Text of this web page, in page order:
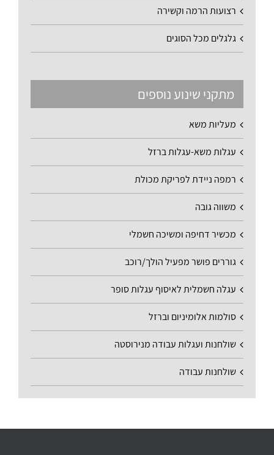
רצועות הרמה וקשירה
גלגלים מכל הסוגים
מתקני שינוע נוספים
מעליות משא
עגלות משא-עגלות ברזל
רמפה ניידת לפריקת מכולת
משווה גובה
מכשיר דחיפה ומשיכה חשמלי
גוררים פושר מפעיל הולך/רוכב
עגלה חשמלית לאיסוף עגלות סופר
סולמות אלומיניום וברזל
שולחנות ועגלות עבודה מנירוסטה
שולחנות עבודה